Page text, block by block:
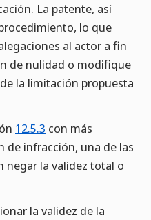
La patente, así
lo que
al actor a fin
de nulidad o modifique
la limitación propuesta
12.5.3 con más
de infracción, una de las
negar la validez total o
la validez de la